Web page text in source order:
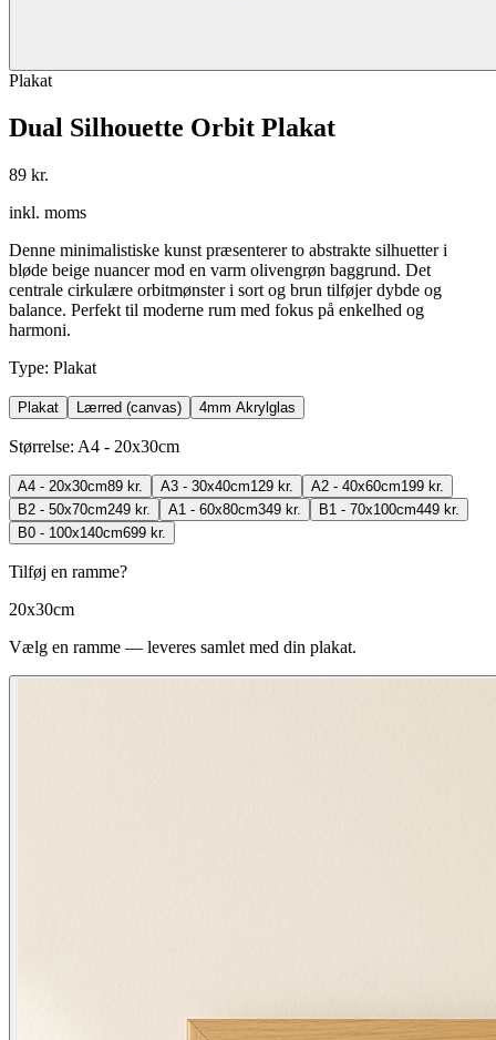
Plakat
Dual Silhouette Orbit Plakat
89 kr.
inkl. moms
Denne minimalistiske kunst præsenterer to abstrakte silhuetter i
bløde beige nuancer mod en varm olivengrøn baggrund. Det
centrale cirkulære orbitmønster i sort og brun tilføjer dybde og
balance. Perfekt til moderne rum med fokus på enkelhed og
harmoni.
Type: Plakat
Plakat Lærred (canvas) 4mm Akrylglas
Størrelse: A4 - 20x30cm
A4 - 20x30cm89 kr. A3 - 30x40cm129 kr. A2 - 40x60cm199 kr.
B2 - 50x70cm249 kr. A1 - 60x80cm349 kr. B1 - 70x100cm449 kr.
B0 - 100x140cm699 kr.
Tilføj en ramme?
20x30cm
Vælg en ramme — leveres samlet med din plakat.